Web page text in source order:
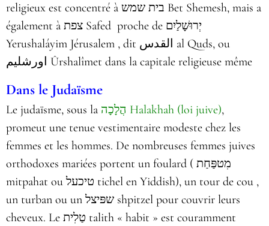
religieux est concentré à בית שמש Bet Shemesh, mais a
également à צפת Safed proche de יְרוּשָׁלַיִם
Yerushaláyim Jérusalem , dit القدس al Quds, ou
اورشليم Ûrshalîmet dans la capitale religieuse même
Dans le Judaïsme
Le judaïsme, sous la הֲלָכָה Halakhah (loi juive),
promeut une tenue vestimentaire modeste chez les
femmes et les hommes. De nombreuses femmes juives
orthodoxes mariées portent un foulard ( מִטפַּחַת
mitpahat ou טיכעל tichel en Yiddish), un tour de cou ,
un turban ou un שפּיצל shpitzel pour couvrir leurs
cheveux. Le
talith « habit » est couramment